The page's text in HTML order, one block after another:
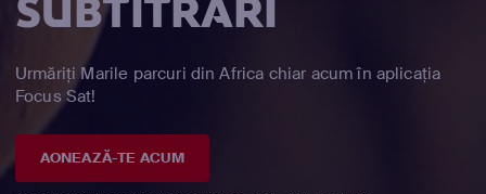
SUBTITRĂRI
Urmăriți Marile parcuri din Africa chiar acum în aplicația
Focus Sat!
AONEAZĂ-TE ACUM